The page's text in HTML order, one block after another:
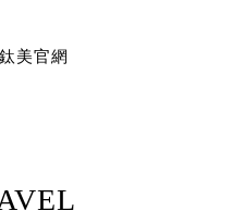
鈦美官網